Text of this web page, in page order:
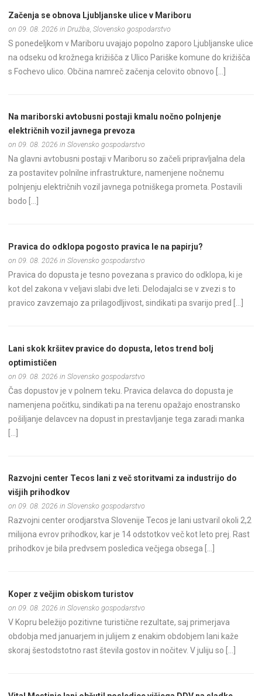
Začenja se obnova Ljubljanske ulice v Mariboru
on 09. 08. 2026 in Družba, Slovensko gospodarstvo
S ponedeljkom v Mariboru uvajajo popolno zaporo Ljubljanske ulice
na odseku od krožnega križišča z Ulico Pariške komune do križišča
s Fochevo ulico. Občina namreč začenja celovito obnovo […]
Na mariborski avtobusni postaji kmalu nočno polnjenje
električnih vozil javnega prevoza
on 09. 08. 2026 in Slovensko gospodarstvo
Na glavni avtobusni postaji v Mariboru so začeli pripravljalna dela
za postavitev polnilne infrastrukture, namenjene nočnemu
polnjenju električnih vozil javnega potniškega prometa. Postavili
bodo […]
Pravica do odklopa pogosto pravica le na papirju?
on 09. 08. 2026 in Slovensko gospodarstvo
Pravica do dopusta je tesno povezana s pravico do odklopa, ki je
kot del zakona v veljavi slabi dve leti. Delodajalci se v zvezi s to
pravico zavzemajo za prilagodljivost, sindikati pa svarijo pred […]
Lani skok kršitev pravice do dopusta, letos trend bolj
optimističen
on 09. 08. 2026 in Slovensko gospodarstvo
Čas dopustov je v polnem teku. Pravica delavca do dopusta je
namenjena počitku, sindikati pa na terenu opažajo enostransko
pošiljanje delavcev na dopust in prestavljanje tega zaradi manka
Razvojni center Tecos lani z več storitvami za industrijo do
višjih prihodkov
on 09. 08. 2026 in Slovensko gospodarstvo
Razvojni center orodjarstva Slovenije Tecos je lani ustvaril okoli 2,2
milijona evrov prihodkov, kar je 14 odstotkov več kot leto prej. Rast
prihodkov je bila predvsem posledica večjega obsega […]
Koper z večjim obiskom turistov
on 09. 08. 2026 in Slovensko gospodarstvo
V Kopru beležijo pozitivne turistične rezultate, saj primerjava
obdobja med januarjem in julijem z enakim obdobjem lani kaže
skoraj šestodstotno rast števila gostov in nočitev. V juliju so […]